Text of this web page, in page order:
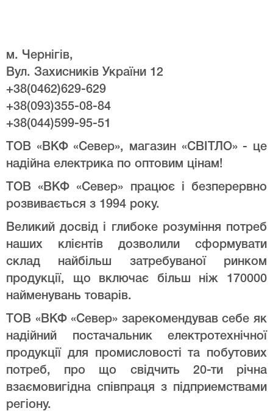
м. Чернігів,
Вул. Захисників України 12
+38(0462)629-629
+38(093)355-08-84
+38(044)599-95-51
ТОВ «ВКФ «Север», магазин «СВІТЛО» - це
надійна електрика по оптовим цінам!
ТОВ «ВКФ «Север» працює і безперервно
розвивається з 1994 року.
Великий досвід і глибоке розуміння потреб
наших клієнтів дозволили сформувати
склад найбільш затребуваної ринком
продукції, що включає більш ніж 170000
найменувань товарів.
ТОВ «ВКФ «Север» зарекомендував себе як
надійний постачальник електротехнічної
продукції для промисловості та побутових
потреб, про що свідчить 20-ти річна
взаємовигідна співпраця з підприемствами
регіону.